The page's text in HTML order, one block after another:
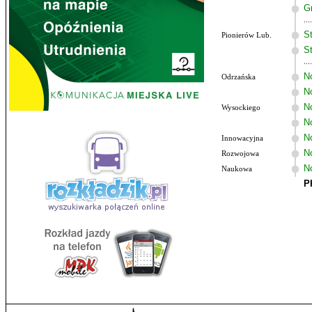
Pionierów Lub.
Odrzańska
Wysockiego
Innowacyjna
Rozwojowa
Naukowa